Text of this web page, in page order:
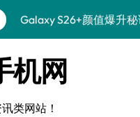
Galaxy S26+颜值爆升
三星S26个性美颜全攻略
S25美化秘籍：个性定
机网
类网站！